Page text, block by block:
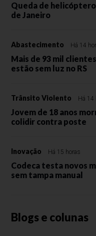
Queda de
de Janeiro
Abastecimento Há 14
Mais de 93 mil
estão sem luz no RS
Trânsito Violento Há 14
Jovem de 18 anos
colidir contra poste
Inovação Há 15 horas
Codeca testa novos
sem tampa manual
Blogs e colunas